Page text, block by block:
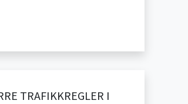
TRAFIKKREGLER I